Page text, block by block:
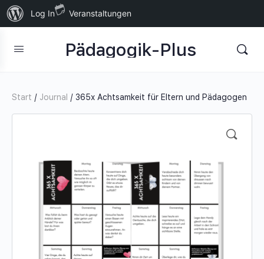
Über
WordPress
Log In Veranstaltungen
Pädagogik-Plus
Start / Journal / 365x Achtsamkeit für Eltern und Pädagogen